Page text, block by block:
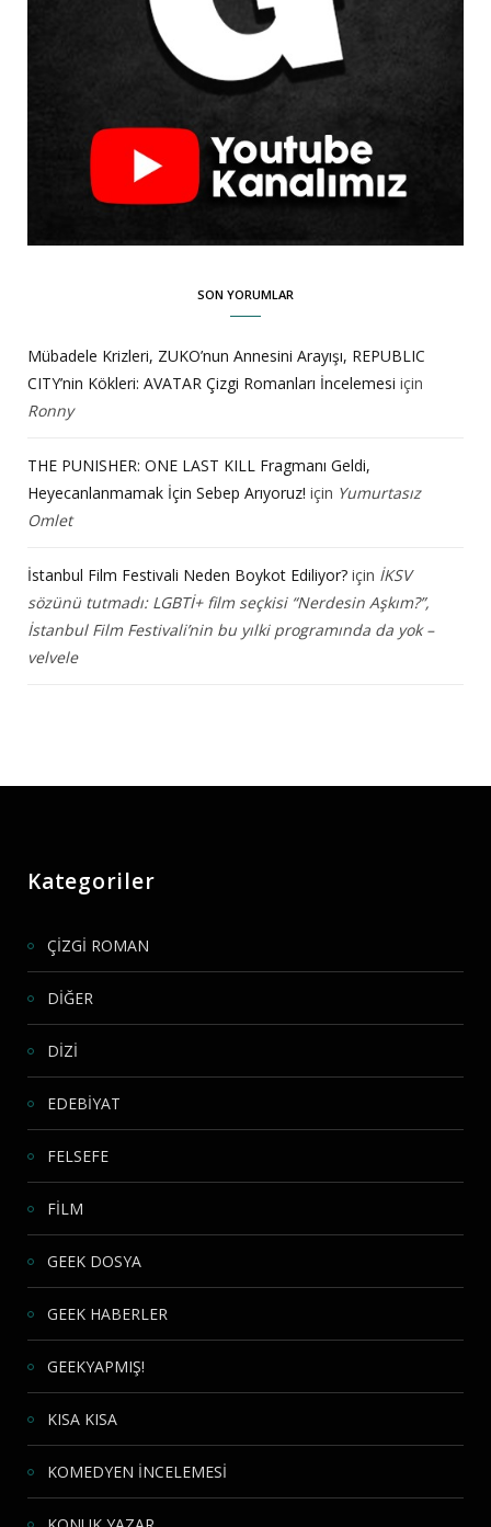
SON YORUMLAR
Mübadele Krizleri, ZUKO’nun Annesini Arayışı, REPUBLIC
CITY’nin Kökleri: AVATAR Çizgi Romanları İncelemesi için
Ronny
THE PUNISHER: ONE LAST KILL Fragmanı Geldi,
Heyecanlanmamak İçin Sebep Arıyoruz! için Yumurtasız
Omlet
İstanbul Film Festivali Neden Boykot Ediliyor? için İKSV
sözünü tutmadı: LGBTİ+ film seçkisi “Nerdesin Aşkım?”,
İstanbul Film Festivali’nin bu yılki programında da yok –
velvele
Kategoriler
ÇİZGİ ROMAN
DİĞER
DİZİ
EDEBİYAT
FELSEFE
FİLM
GEEK DOSYA
GEEK HABERLER
GEEKYAPMIŞ!
KISA KISA
KOMEDYEN İNCELEMESİ